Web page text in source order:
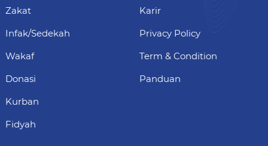
Zakat
Infak/Sedekah
Wakaf
Donasi
Kurban
Fidyah
Karir
Privacy Policy
Term & Condition
Panduan